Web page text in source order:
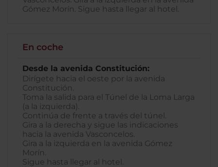
Gómez Morín. Sigue hasta llegar al hotel.
En coche
Desde la avenida Constitución:
Dirígete hacia el oeste por la avenida
Constitución.
Toma la salida para el Túnel de la Loma Larga
(a la izquierda).
Continúa de frente a través del túnel.
Gira a la derecha y sigue las indicaciones
hacia la avenida Vasconcelos.
Gira a la izquierda en la avenida Gómez
Morín.
Sigue hasta llegar al hotel.